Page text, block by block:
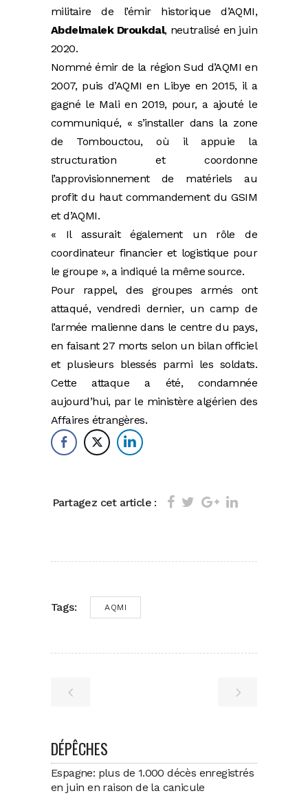
militaire de l’émir historique d’AQMI,
Abdelmalek Droukdal, neutralisé en juin
2020.
Nommé émir de la région Sud d’AQMI en
2007, puis d’AQMI en Libye en 2015, il a
gagné le Mali en 2019, pour, a ajouté le
communiqué, « s’installer dans la zone
de Tombouctou, où il appuie la
structuration et coordonne
l’approvisionnement de matériels au
profit du haut commandement du GSIM
et d’AQMI.
« Il assurait également un rôle de
coordinateur financier et logistique pour
le groupe », a indiqué la même source.
Pour rappel, des groupes armés ont
attaqué, vendredi dernier, un camp de
l’armée malienne dans le centre du pays,
en faisant 27 morts selon un bilan officiel
et plusieurs blessés parmi les soldats.
Cette attaque a été, condamnée
aujourd’hui, par le ministère algérien des
Affaires étrangères.
Partagez cet article :
Tags: AQMI
DÉPÊCHES
Espagne: plus de 1.000 décès enregistrés
en juin en raison de la canicule